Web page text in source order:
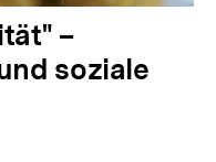
–
soziale